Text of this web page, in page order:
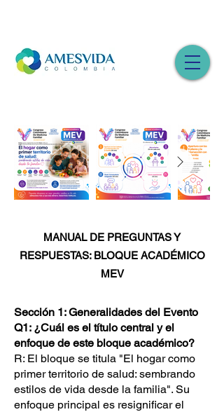
MANUAL DE PREGUNTAS Y
RESPUESTAS: BLOQUE ACADÉMICO
MEV
Sección 1: Generalidades del Evento
Q1: ¿Cuál es el título central y el
enfoque de este bloque académico?
R: El bloque se titula "El hogar como
primer territorio de salud: sembrando
estilos de vida desde la familia". Su
enfoque principal es resignificar el